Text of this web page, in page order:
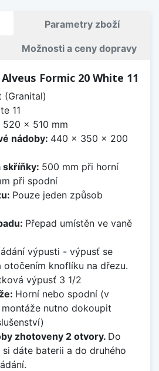
Parametry zboží
Možnosti a ceny dopravy
Formic 20 White 11
(Granital)
11
520 x 510 mm
nádoby: 440 x 350 x 200
skříňky: 500 mm při horní
při spodní
Pouze jeden způsob
Přepad umístěn ve vaně
výpusti - výpusť se
otočením knoflíku na dřezu.
výpusť 3 1/2
Horní nebo spodní (v
nutno dokoupit
zhotoveny 2 otvory. Do
dáte baterii a do druhého